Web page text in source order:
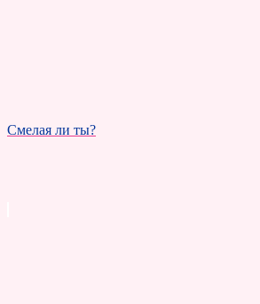
Смелая ли ты?